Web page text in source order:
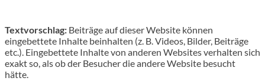
Textvorschlag: Beiträge auf dieser Website können
eingebettete Inhalte beinhalten (z. B. Videos, Bilder, Beiträge
etc.). Eingebettete Inhalte von anderen Websites verhalten sich
exakt so, als ob der Besucher die andere Website besucht
hätte.